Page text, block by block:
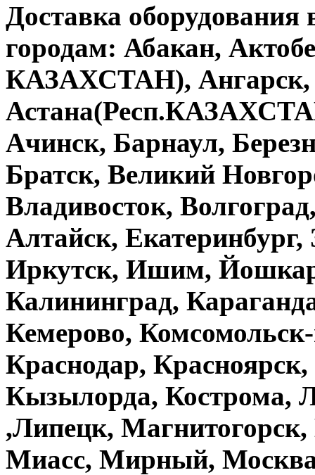
Доставка
городам: Абакан,
КАЗАХСТАН), Ангарск,
Ачинск, Барнаул,
Братск, Великий
Владивосток,
Алтайск,
Иркутск, Ишим,
Калининград,
Кемерово,
Краснодар,
Кызылорда, Кострома,
,Липецк,
Миасс, Мирный,